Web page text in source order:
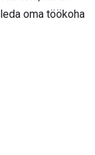
oma töökoha